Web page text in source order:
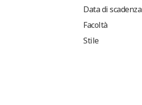
Data di scadenza
Facoltà
Stile